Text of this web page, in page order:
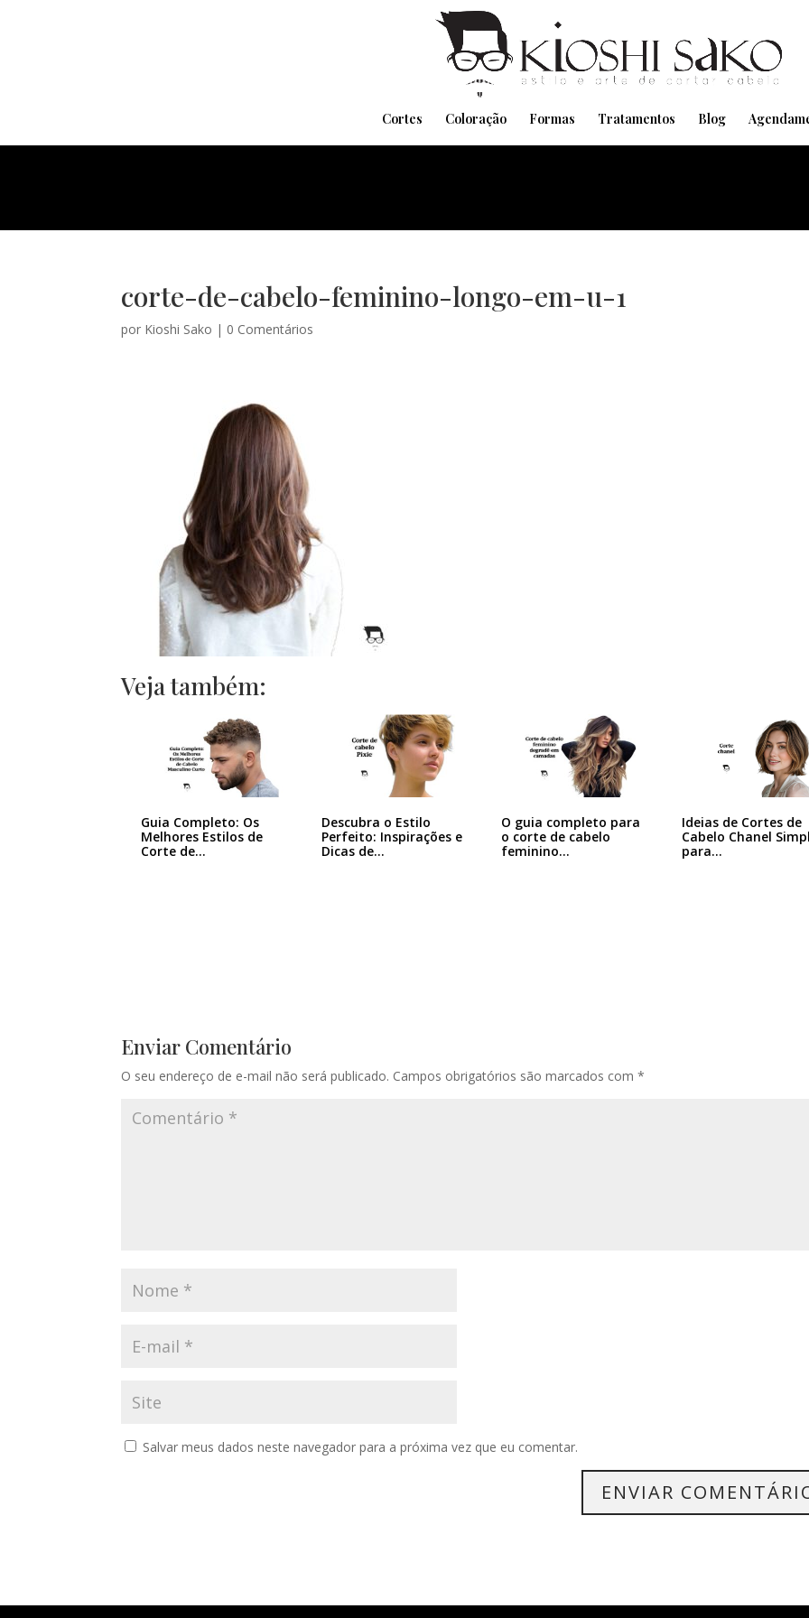
Cortes Coloração Formas Tratamentos Blog
corte-de-cabelo-feminino-longo-em-u-1
por Kioshi Sako | 0 Comentários
Veja também:
Guia Completo: Os
Melhores Estilos de
Corte de…
Descubra o Estilo
Perfeito: Inspirações e
Dicas de…
O guia completo para
o corte de cabelo
feminino…
Ideias de Cortes de
Cabelo Chanel
para…
Enviar Comentário
O seu endereço de e-mail não será publicado. Campos obrigatórios são marcados com*
Salvar meus dados neste navegador para a próxima vez que eu comentar.
Pensando em transformar seu Visual??
Agende pelo Whatsapp